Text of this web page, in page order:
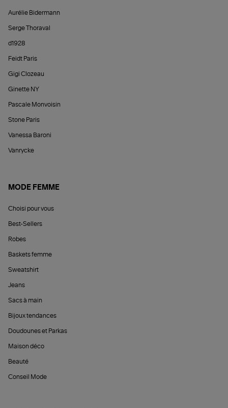
Aurélie Bidermann
Serge Thoraval
d1928
Feidt Paris
Gigi Clozeau
Ginette NY
Pascale Monvoisin
Stone Paris
Vanessa Baroni
Vanrycke
MODE FEMME
Choisi pour vous
Best-Sellers
Robes
Baskets femme
Sweatshirt
Jeans
Sacs à main
Bijoux tendances
Doudounes et Parkas
Maison déco
Beauté
Conseil Mode